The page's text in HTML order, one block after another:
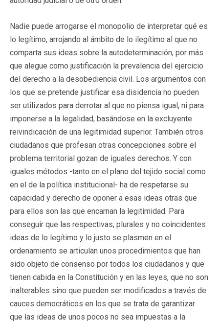
Nadie puede arrogarse el monopolio de interpretar qué es
lo legítimo, arrojando al ámbito de lo ilegítimo al que no
comparta sus ideas sobre la autodeterminación, por más
que alegue como justificación la prevalencia del ejercicio
del derecho a la desobediencia civil. Los argumentos con
los que se pretende justificar esa disidencia no pueden
ser utilizados para derrotar al que no piensa igual, ni para
imponerse a la legalidad, basándose en la excluyente
reivindicación de una legitimidad superior. También otros
ciudadanos que profesan otras concepciones sobre el
problema territorial gozan de iguales derechos. Y con
iguales métodos -tanto en el plano del tejido social como
en el de la política institucional- ha de respetarse su
capacidad y derecho de oponer a esas ideas otras que
para ellos son las que encarnan la legitimidad. Para
conseguir que las respectivas, plurales y no coincidentes
ideas de lo legítimo y lo justo se plasmen en el
ordenamiento se articulan unos procedimientos que han
sido objeto de consenso por todos los ciudadanos y que
tienen cabida en la Constitución y en las leyes, que no son
inalterables sino que pueden ser modificados a través de
cauces democráticos en los que se trata de garantizar
que las ideas de unos pocos no sea impuestas a la